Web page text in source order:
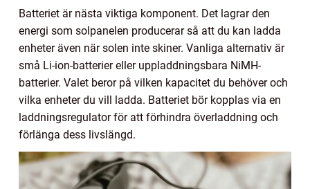
Batteriet är nästa viktiga komponent. Det lagrar den
energi som solpanelen producerar så att du kan ladda
enheter även när solen inte skiner. Vanliga alternativ är
små Li-ion-batterier eller uppladdningsbara NiMH-
batterier. Valet beror på vilken kapacitet du behöver och
vilka enheter du vill ladda. Batteriet bör kopplas via en
laddningsregulator för att förhindra överladdning och
förlänga dess livslängd.